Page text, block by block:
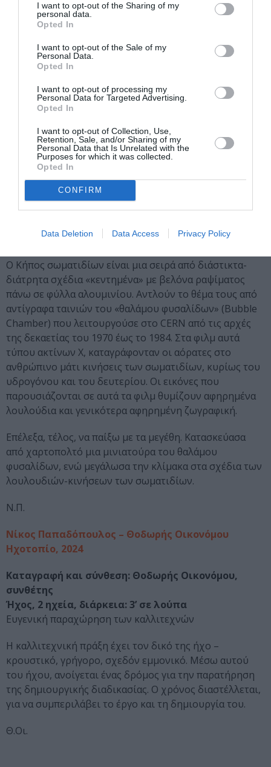
I want to opt-out of the Sharing of my
personal data.
Opted In
I want to opt-out of the Sale of my
Personal Data.
Opted In
I want to opt-out of processing my
Personal Data for Targeted Advertising.
Opted In
I want to opt-out of Collection, Use,
Retention, Sale, and/or Sharing of my
Personal Data that Is Unrelated with the
Purposes for which it was collected.
Opted In
CONFIRM
Data Deletion Data Access Privacy Policy
στεγνώνουν το χαρτί στα ορεινά χωριά του Νεπάλ.
Θάλαμος φυσαλίδων από την ενότητα Κήπος
σωματιδίων, 2023
Βαμβακερό χαρτί (γλυπτό) 25 Χ 15 Χ 15 εκ., σίδερο
(βάση), 30Χ 14,2 Χ 14,2 εκ.
Ευγενική παραχώρηση του καλλιτέχνη και της γκαλερί
a.antonopoulou.art
Κήπος σωματιδίων Ι – ΙV, 2023
Διάτρητο με βελόνα ραψίματος φύλλο αλουμινίου
επικολλημένο σε dibond, 135 Χ 105 εκ. έκαστο
a.antonopoulou.art
Ο Κήπος σωματιδίων είναι μια σειρά από διάστικτα-
διάτρητα σχέδια «κεντημένα» με βελόνα ραψίματος
πάνω σε φύλλα αλουμινίου. Αντλούν το θέμα τους από
αντίγραφα ταινιών του «θαλάμου φυσαλίδων» (Bubble
Chamber) που λειτουργούσε στο CERN από τις αρχές
της δεκαετίας του 1970 έως το 1984. Στα φιλμ αυτά
τύπου ακτίνων Χ, καταγράφονταν οι αόρατες στο
ανθρώπινο μάτι κινήσεις των σωματιδίων, κυρίως του
υδρογόνου και του δευτερίου. Οι εικόνες που
παρουσιάζονται σε αυτά τα φιλμ θυμίζουν αφηρημένα
λουλούδια και γενικότερα αφηρημένη ζωγραφική.
Επέλεξα, τέλος, να παίξω με τα μεγέθη. Κατασκεύασα
από χαρτοπολτό μια μινιατούρα του θαλάμου
φυσαλίδων, ενώ μεγάλωσα την κλίμακα στα σχέδια των
λουλουδιών-κινήσεων των σωματιδίων.
Ν.Π.
Νίκος Παπαδόπουλος – Θοδωρής Οικονόμου
Ηχοτοπίο, 2024
Καταγραφή και σύνθεση: Θοδωρής Οικονόμου,
συνθέτης
Ήχος, 2 ηχεία, διάρκεια: 3’ σε λούπα
Ευγενική παραχώρηση των καλλιτεχνών
Η καλλιτεχνική πράξη έχει τον δικό της ήχο –
κρουστικό, γρήγορο, σχεδόν εμμονικό. Μέσω αυτού
του ήχου, ανοίγεται ένας δρόμος για την παρατήρηση
της δημιουργικής διαδικασίας. Ο χρόνος διαστέλλεται,
για να συμπεριλάβει το έργο και τη δημιουργία του.
Θ.Οι.